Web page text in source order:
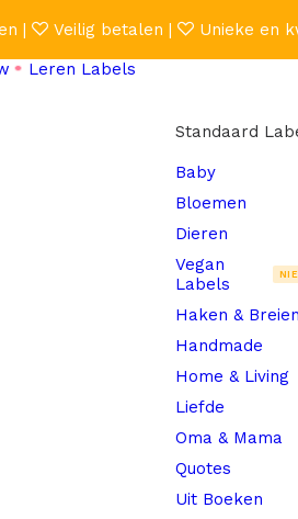
| Veilig betalen | Unieke en
Leren Labels
Standaard
Baby
Bloemen
Dieren
Vegan
Labels
Haken & Breien
Handmade
Home & Living
Liefde
Oma & Mama
Quotes
Uit Boeken